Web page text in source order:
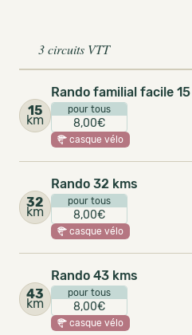
3 circuits VTT
15
km
Rando familial facile
pour tous
8,00€
casque vélo
32
km
Rando 32 kms
pour tous
8,00€
casque vélo
43
km
Rando 43 kms
pour tous
8,00€
casque vélo